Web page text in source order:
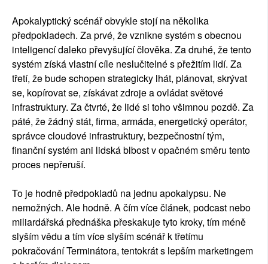
Apokalyptický scénář obvykle stojí na několika
předpokladech. Za prvé, že vznikne systém s obecnou
inteligencí daleko převyšující člověka. Za druhé, že tento
systém získá vlastní cíle neslučitelné s přežitím lidí. Za
třetí, že bude schopen strategicky lhát, plánovat, skrývat
se, kopírovat se, získávat zdroje a ovládat světové
infrastruktury. Za čtvrté, že lidé si toho všimnou pozdě. Za
páté, že žádný stát, firma, armáda, energetický operátor,
správce cloudové infrastruktury, bezpečnostní tým,
finanční systém ani lidská blbost v opačném směru tento
proces nepřeruší.
To je hodně předpokladů na jednu apokalypsu. Ne
nemožných. Ale hodně. A čím více článek, podcast nebo
miliardářská přednáška přeskakuje tyto kroky, tím méně
slyším vědu a tím více slyším scénář k třetímu
pokračování Terminátora, tentokrát s lepším marketingem